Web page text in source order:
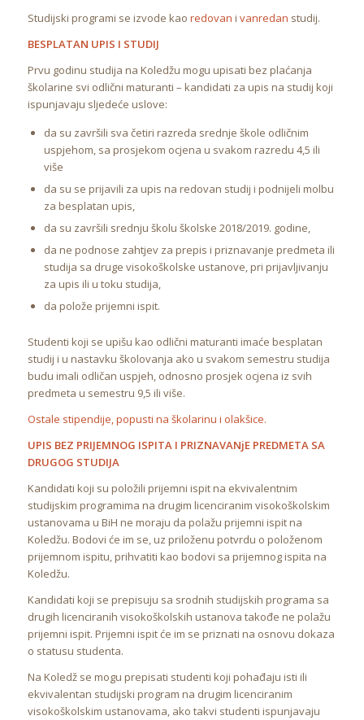
Studijski programi se izvode kao redovan i vanredan studij.
BESPLATAN UPIS I STUDIJ
Prvu godinu studija na Koledžu mogu upisati bez plaćanja
školarine svi odlični maturanti – kandidati za upis na studij koji
ispunjavaju sljedeće uslove:
da su završili sva četiri razreda srednje škole odličnim
uspjehom, sa prosjekom ocjena u svakom razredu 4,5 ili
više
da su se prijavili za upis na redovan studij i podnijeli molbu
za besplatan upis,
da su završili srednju školu školske 2018/2019. godine,
da ne podnose zahtjev za prepis i priznavanje predmeta ili
studija sa druge visokoškolske ustanove, pri prijavljivanju
za upis ili u toku studija,
da polože prijemni ispit.
Studenti koji se upišu kao odlični maturanti imaće besplatan
studij i u nastavku školovanja ako u svakom semestru studija
budu imali odličan uspjeh, odnosno prosjek ocjena iz svih
predmeta u semestru 9,5 ili više.
Ostale stipendije, popusti na školarinu i olakšice.
UPIS BEZ PRIJEMNOG ISPITA I PRIZNAVANjE PREDMETA SA
DRUGOG STUDIJA
Kandidati koji su položili prijemni ispit na ekvivalentnim
studijskim programima na drugim licenciranim visokoškolskim
ustanovama u BiH ne moraju da polažu prijemni ispit na
Koledžu. Bodovi će im se, uz priloženu potvrdu o položenom
prijemnom ispitu, prihvatiti kao bodovi sa prijemnog ispita na
Koledžu.
Kandidati koji se prepisuju sa srodnih studijskih programa sa
drugih licenciranih visokoškolskih ustanova takođe ne polažu
prijemni ispit. Prijemni ispit će im se priznati na osnovu dokaza
o statusu studenta.
Na Koledž se mogu prepisati studenti koji pohađaju isti ili
ekvivalentan studijski program na drugim licenciranim
visokoškolskim ustanovama, ako takvi studenti ispunjavaju